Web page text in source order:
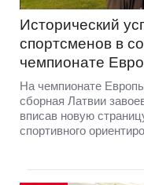
Исторический
спортсменов в
чемпионате
На чемпионате
сборная Латвии
вписав новую
спортивного